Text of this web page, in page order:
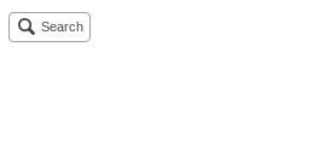
Search